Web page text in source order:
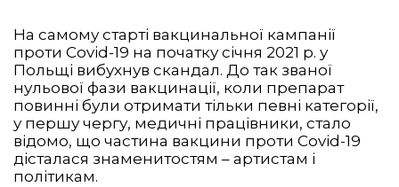
На самому старті вакцинальної кампанії
проти Covid-19 на початку січня 2021 р. у
Польщі вибухнув скандал. До так званої
нульової фази вакцинації, коли препарат
повинні були отримати тільки певні категорії,
у першу чергу, медичні працівники, стало
відомо, що частина вакцини проти Covid-19
дісталася знаменитостям – артистам і
політикам.